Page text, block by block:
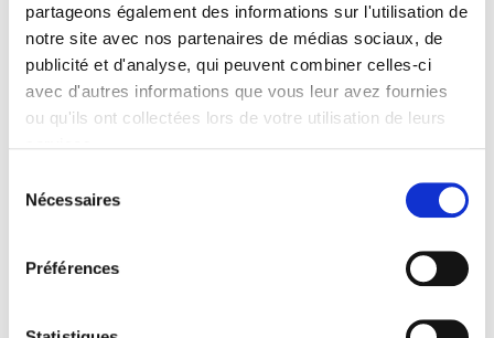
partageons également des informations sur l'utilisation de
notre site avec nos partenaires de médias sociaux, de
publicité et d'analyse, qui peuvent combiner celles-ci
avec d'autres informations que vous leur avez fournies
ou qu'ils ont collectées lors de votre utilisation de leurs
Nécessaires
Préférences
Mots clés
Europe,Gouvernance,Grande-Bretagne,Partis politiques
Catégorie (éditeur)
Internet Hierarchy>Science politique>Gouvernances
Catégorie (éditeur)
Catégorie (éditeur)
Internet Hierarchy
Internet Hierarchy